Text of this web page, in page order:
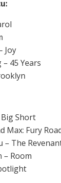
Joy
45 Years
Short
Max: Fury
– The
– Room